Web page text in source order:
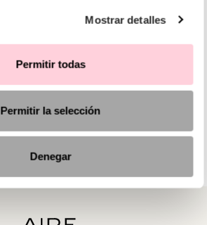
Mostrar detalles
Permitir todas
Permitir la selección
Denegar